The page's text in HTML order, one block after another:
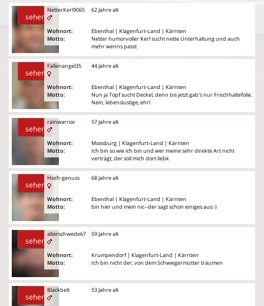
sehen
NetterKerl9065
Wohnort:
Motto:
62 Jahre alt
Ebenthal | Klagenfurt-Land | Kärnten
Netter humorvoller Kerl sucht nette Unterhaltung und auch
mehr wenns passt
sehen
Fallenangel35
Wohnort:
Motto:
44 Jahre alt
Ebenthal | Klagenfurt-Land | Kärnten
Nun ja Topf sucht Deckel, denn bis jetzt gab's nur Frischhaltefolie.
Nein, lebenslustige, ehrl
sehen
rainwarrior
Wohnort:
Motto:
57 Jahre alt
Moosburg | Klagenfurt-Land | Kärnten
Ich bin so wie ich bin und wer meine sehr direkte Art nicht
verträgt, der soll mich dort liebk
sehen
Hoch-genuss
Wohnort:
Motto:
68 Jahre alt
Ebenthal | Klagenfurt-Land | Kärnten
bin hier und mein nic--der sagt schon einiges aus:-)
sehen
alterschwede67
Wohnort:
Motto:
59 Jahre alt
Krumpendorf | Klagenfurt-Land | Kärnten
Ich bin nicht der, von dem Schwiegermütter träumen
sehen
Blackbelt 53 Jahre alt